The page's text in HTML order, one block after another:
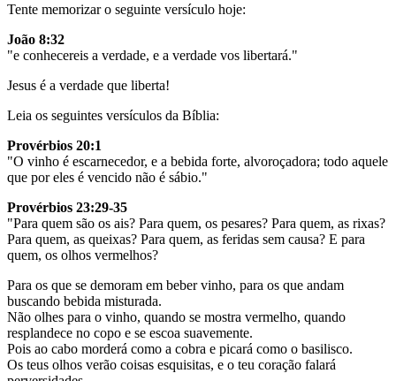
Tente memorizar o seguinte versículo hoje:
João 8:32
"e conhecereis a verdade, e a verdade vos libertará."
Jesus é a verdade que liberta!
Leia os seguintes versículos da Bíblia:
Provérbios 20:1
"O vinho é escarnecedor, e a bebida forte, alvoroçadora; todo aquele
que por eles é vencido não é sábio."
Provérbios 23:29-35
"Para quem são os ais? Para quem, os pesares? Para quem, as rixas?
Para quem, as queixas? Para quem, as feridas sem causa? E para
quem, os olhos vermelhos?
Para os que se demoram em beber vinho, para os que andam
buscando bebida misturada.
Não olhes para o vinho, quando se mostra vermelho, quando
resplandece no copo e se escoa suavemente.
Pois ao cabo morderá como a cobra e picará como o basilisco.
Os teus olhos verão coisas esquisitas, e o teu coração falará